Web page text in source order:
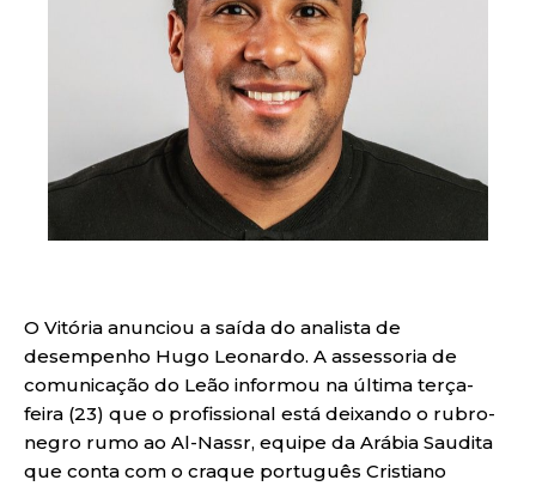
O Vitória anunciou a saída do analista de
desempenho Hugo Leonardo. A assessoria de
comunicação do Leão informou na última terça-
feira (23) que o profissional está deixando o rubro-
negro rumo ao Al-Nassr, equipe da Arábia Saudita
que conta com o craque português Cristiano